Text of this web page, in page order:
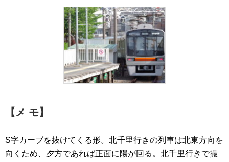
【メ モ】
S字カーブを抜けてくる形。北千里行きの列車は北東方向を
向くため、夕方であれば正面に陽が回る。北千里行きで撮